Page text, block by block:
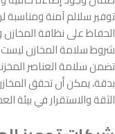
توفير سلالم آمنة ومناسبة
الحفاظ على نظافة المخازن
شروط سلامة المخازن ليست
تضمن سلامة العناصر
بدقة، يمكن أن تحقق
الثقة والاستقرار في بيئة